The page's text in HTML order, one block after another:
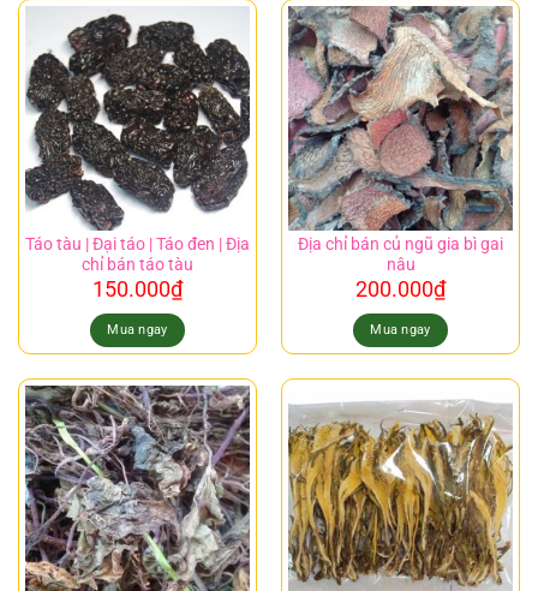
Táo tàu | Đại táo | Táo đen | Địa
chỉ bán táo tàu
150.000₫
Mua ngay
Địa chỉ bán củ ngũ gia bì gai
nâu
200.000₫
Mua ngay